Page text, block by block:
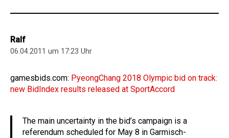
Ralf
06.04.2011 um 17:23 Uhr
gamesbids.com: PyeongChang 2018 Olympic bid on track:
new BidIndex results released at SportAccord
The main uncertainty in the bid’s campaign is a
referendum scheduled for May 8 in Garmisch-